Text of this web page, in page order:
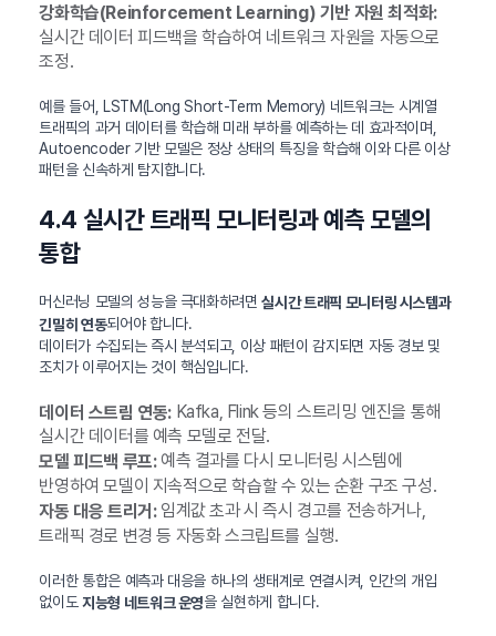
강화학습(Reinforcement Learning) 기반 자원 최적화:
실시간 데이터 피드백을 학습하여 네트워크 자원을 자동으로
조정.
예를 들어, LSTM(Long Short-Term Memory) 네트워크는 시계열
트래픽의 과거 데이터를 학습해 미래 부하를 예측하는 데 효과적이며,
Autoencoder 기반 모델은 정상 상태의 특징을 학습해 이와 다른 이상
패턴을 신속하게 탐지합니다.
4.4 실시간 트래픽 모니터링과 예측 모델의
통합
머신러닝 모델의 성능을 극대화하려면실시간 트래픽 모니터링 시스템과
긴밀히 연동되어야 합니다.
데이터가 수집되는 즉시 분석되고, 이상 패턴이 감지되면 자동 경보 및
조치가 이루어지는 것이 핵심입니다.
데이터 스트림 연동:Kafka, Flink 등의 스트리밍 엔진을 통해
실시간 데이터를 예측 모델로 전달.
모델 피드백 루프:예측 결과를 다시 모니터링 시스템에
반영하여 모델이 지속적으로 학습할 수 있는 순환 구조 구성.
자동 대응 트리거:임계값 초과 시 즉시 경고를 전송하거나,
트래픽 경로 변경 등 자동화 스크립트를 실행.
이러한 통합은 예측과 대응을 하나의 생태계로 연결시켜, 인간의 개입
없이도 지능형 네트워크 운영을 실현하게 합니다.